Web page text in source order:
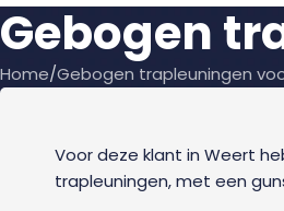
Gebogen
Home/Gebogen trapleuningen
Voor deze klant in Weert
trapleuningen, met een